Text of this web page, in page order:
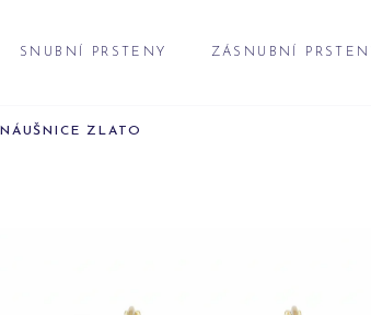
SNUBNÍ PRSTENY ZÁSNUBNÍ
NÁUŠNICE ZLATO